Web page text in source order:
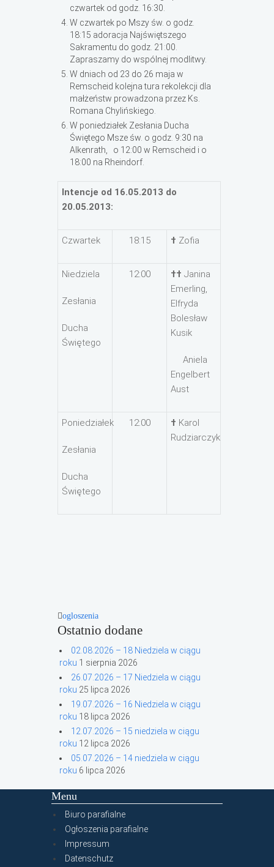
czwartek od godz. 16:30.
W czwartek po Mszy św. o godz.
18:15 adoracja Najświętszego
Sakramentu do godz. 21:00.
Zapraszamy do wspólnej modlitwy.
W dniach od 23 do 26 maja w
Remscheid kolejna tura rekolekcji dla
małżeństw prowadzona przez Ks.
Romana Chylińskiego.
W poniedziałek Zesłania Ducha
Świętego Msze św. o godz. 9:30 na
Alkenrath, o 12:00 w Remscheid i o
18:00 na Rheindorf.
Intencje od 16.05.2013 do
20.05.2013:
Czwartek 18:15 † Zofia
Niedziela
Zesłania
Ducha
Świętego
12:00 †† Janina
Emerling,
Elfryda
Bolesław
Kusik
Aniela
Engelbert
Aust
Poniedziałek
Zesłania
Ducha
Świętego
12:00 † Karol
Rudziarczyk
ogloszenia
Ostatnio dodane
02.08.2026 – 18 Niedziela w ciągu
roku 1 sierpnia 2026
26.07.2026 – 17 Niedziela w ciągu
roku 25 lipca 2026
19.07.2026 – 16 Niedziela w ciągu
roku 18 lipca 2026
12.07.2026 – 15 niedziela w ciągu
roku 12 lipca 2026
05.07.2026 – 14 niedziela w ciągu
roku 6 lipca 2026
Menu
Biuro parafialne
Ogłoszenia parafialne
Impressum
Datenschutz